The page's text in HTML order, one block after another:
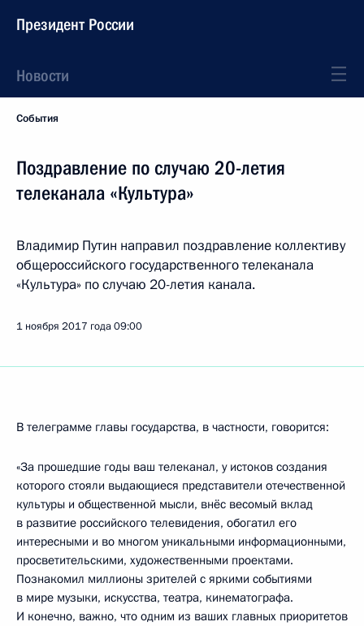
Президент России
Новости
События
Поздравление по случаю 20-летия
телеканала «Культура»
Владимир Путин направил поздравление коллективу
общероссийского государственного телеканала
«Культура» по случаю 20-летия канала.
1 ноября 2017 года09:00
В телеграмме главы государства, в частности, говорится:
«За прошедшие годы ваш телеканал, у истоков создания
которого стояли выдающиеся представители отечественной
культуры и общественной мысли, внёс весомый вклад
в развитие российского телевидения, обогатил его
интересными и во многом уникальными информационными,
просветительскими, художественными проектами.
Познакомил миллионы зрителей с яркими событиями
в мире музыки, искусства, театра, кинематографа.
И конечно, важно, что одним из ваших главных приоритетов